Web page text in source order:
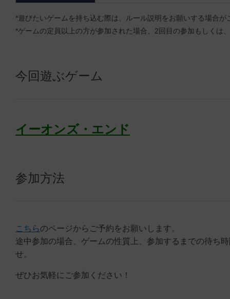
*遊びたいゲームを持ち込む際は、ルール説明をお願いする場合
*ゲームの定員以上の方が参加された場合、2回目の参加もしくは
今回遊ぶゲーム
イーオンズ・エンド
参加方法
こちらのページからご予約をお願いします。
途中参加の場合、ゲームの性質上、参加するまでの待ち
せ。
ぜひお気軽にご参加ください！